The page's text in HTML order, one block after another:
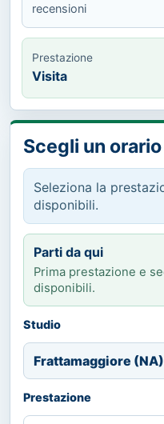
recensioni
Prestazione
Visita
Scegli un orario
Seleziona la
disponibili.
Parti da qui
Prima prestazione e
disponibili.
Studio
Frattamaggiore
Prestazione